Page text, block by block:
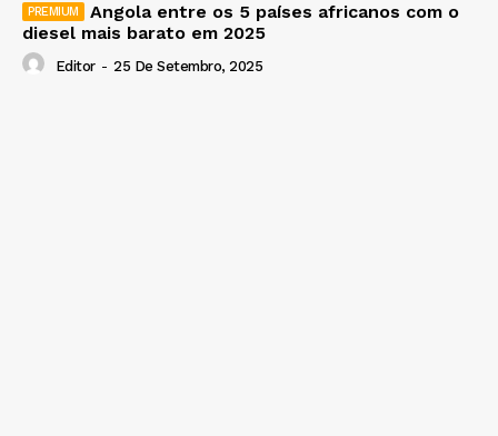
Angola entre os 5 países africanos com o
diesel mais barato em 2025
Editor - 25 De Setembro, 2025